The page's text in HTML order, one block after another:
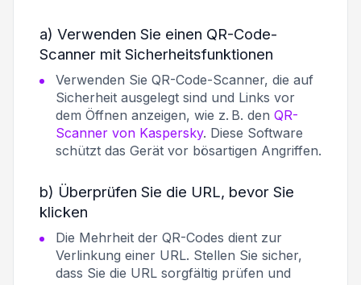
a) Verwenden Sie einen QR-Code-
Scanner mit Sicherheitsfunktionen
Verwenden Sie QR-Code-Scanner, die auf
Sicherheit ausgelegt sind und Links vor
dem Öffnen anzeigen, wie z. B. den QR-
Scanner von Kaspersky. Diese Software
schützt das Gerät vor bösartigen Angriffen.
b) Überprüfen Sie die URL, bevor Sie
klicken
Die Mehrheit der QR-Codes dient zur
Verlinkung einer URL. Stellen Sie sicher,
dass Sie die URL sorgfältig prüfen und